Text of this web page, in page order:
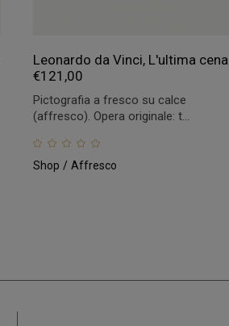
Leonardo da Vinci, L'ultima cena
€121,00
Pictografia a fresco su calce
(affresco). Opera originale: t...
Shop Affresco